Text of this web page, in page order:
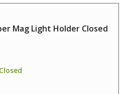
Mag Light Holder Closed